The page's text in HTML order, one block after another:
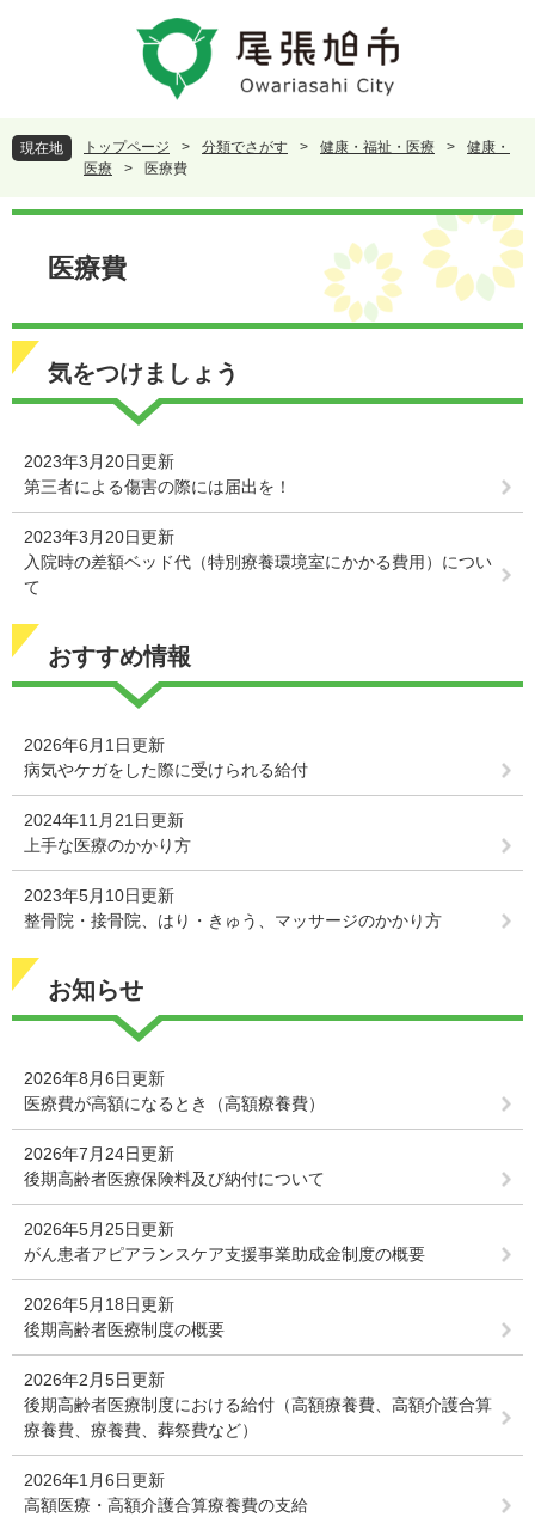
頭
で
。
飛
ば
て
現在地 トップページ > 分類でさがす > 健康・福祉・医療 >
健康・
医療
> 医療費
本
医療費
気をつけましょう
2023年3月20日更新
第三者による傷害の際には届出を！
2023年3月20日更新
入院時の差額ベッド代（特別療養環境室にかかる費用）につい
て
おすすめ情報
2026年6月1日更新
病気やケガをした際に受けられる給付
2024年11月21日更新
上手な医療のかかり方
2023年5月10日更新
整骨院・接骨院、はり・きゅう、マッサージのかかり方
お知らせ
2026年8月6日更新
医療費が高額になるとき（高額療養費）
2026年7月24日更新
後期高齢者医療保険料及び納付について
2026年5月25日更新
がん患者アピアランスケア支援事業助成金制度の概要
2026年5月18日更新
後期高齢者医療制度の概要
2026年2月5日更新
後期高齢者医療制度における給付（高額療養費、高額介護合算
療養費、療養費、葬祭費など）
2026年1月6日更新
高額医療・高額介護合算療養費の支給